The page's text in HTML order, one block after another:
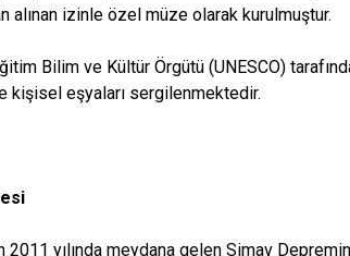
alınan izinle özel müze olarak kurulmuştur.
Bilim ve Kültür Örgütü (UNESCO)
kişisel eşyaları sergilenmektedir.
2011 yılında meydana gelen Simav